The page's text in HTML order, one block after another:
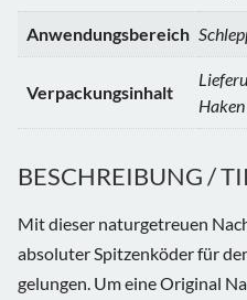
Anwendungsbereich
Verpackungsinhalt
BESCHREIBUNG /
Mit dieser naturgetreuen
absoluter Spitzenköder für
gelungen. Um eine Original